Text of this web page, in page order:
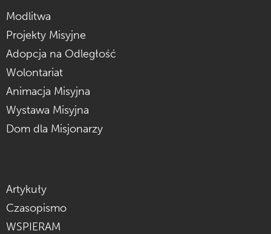
Modlitwa
Projekty Misyjne
Adopcja na Odległość
Wolontariat
Animacja Misyjna
Wystawa Misyjna
Dom dla Misjonarzy
Artykuły
Czasopismo
WSPIERAM